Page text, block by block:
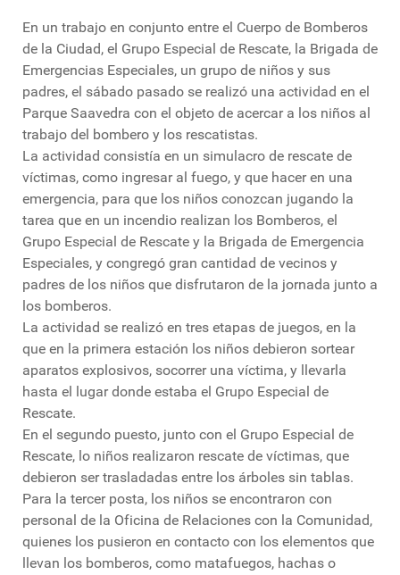
En un trabajo en conjunto entre el Cuerpo de Bomberos
de la Ciudad, el Grupo Especial de Rescate, la Brigada de
Emergencias Especiales, un grupo de niños y sus
padres, el sábado pasado se realizó una actividad en el
Parque Saavedra con el objeto de acercar a los niños al
trabajo del bombero y los rescatistas.
La actividad consistía en un simulacro de rescate de
víctimas, como ingresar al fuego, y que hacer en una
emergencia, para que los niños conozcan jugando la
tarea que en un incendio realizan los Bomberos, el
Grupo Especial de Rescate y la Brigada de Emergencia
Especiales, y congregó gran cantidad de vecinos y
padres de los niños que disfrutaron de la jornada junto a
los bomberos.
La actividad se realizó en tres etapas de juegos, en la
que en la primera estación los niños debieron sortear
aparatos explosivos, socorrer una víctima, y llevarla
hasta el lugar donde estaba el Grupo Especial de
Rescate.
En el segundo puesto, junto con el Grupo Especial de
Rescate, lo niños realizaron rescate de víctimas, que
debieron ser trasladadas entre los árboles sin tablas.
Para la tercer posta, los niños se encontraron con
personal de la Oficina de Relaciones con la Comunidad,
quienes los pusieron en contacto con los elementos que
llevan los bomberos, como matafuegos, hachas o